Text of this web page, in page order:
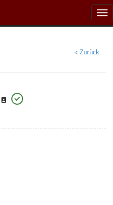
< Zurück
Mia Margret Trotter
startberechtigt